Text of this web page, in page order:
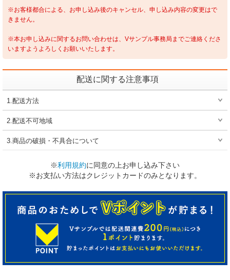
※お客様都合による、お申し込み後のキャンセル、申し込み内容の変更はで
きません。
※本お申し込みに関するお問い合わせは、Vサンプル事務局までご連絡くださ
いますようよろしくお願いいたします。
配送に関する注意事項
1.配送方法
2.配送不可地域
3.商品の破損・不具合について
※利用規約に同意の上お申し込み下さい
※お支払い方法はクレジットカードのみとなります。